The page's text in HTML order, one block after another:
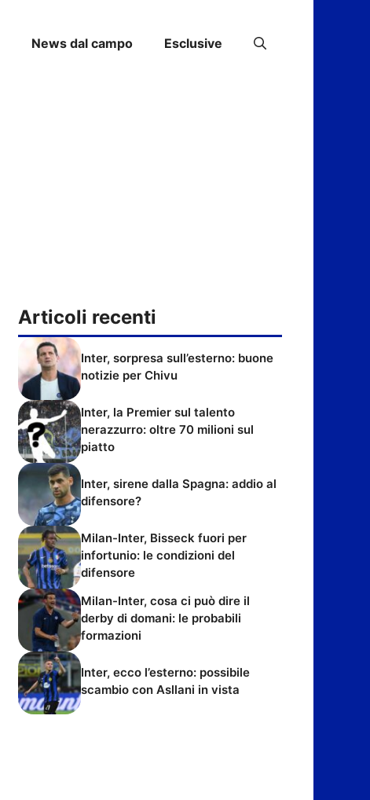
News dal campo Esclusive
Articoli recenti
Inter, sorpresa sull’esterno: buone
notizie per Chivu
Inter, la Premier sul talento
nerazzurro: oltre 70 milioni sul
piatto
Inter, sirene dalla Spagna: addio al
difensore?
Milan-Inter, Bisseck fuori per
infortunio: le condizioni del
difensore
Milan-Inter, cosa ci può dire il
derby di domani: le probabili
formazioni
Inter, ecco l’esterno: possibile
scambio con Asllani in vista